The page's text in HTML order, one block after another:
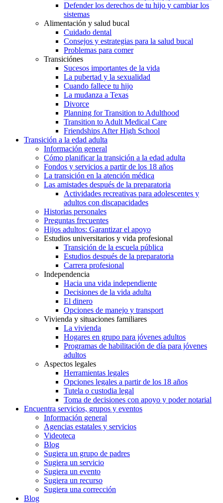
Defender los derechos de tu hijo y cambiar los
sistemas
Alimentación y salud bucal
Cuidado dental
Consejos y estrategias para la salud bucal
Problemas para comer
Transiciónes
Sucesos importantes de la vida
La pubertad y la sexualidad
Cuando fallece tu hijo
La mudanza a Texas
Divorce
Planning for Transition to Adulthood
Transition to Adult Medical Care
Friendships After High School
Transición a la edad adulta
Información general
Cómo planificar la transición a la edad adulta
Fondos y servicios a partir de los 18 años
La transición en la atención médica
Las amistades después de la preparatoria
Actividades recreativas para adolescentes y
adultos con discapacidades
Historias personales
Preguntas frecuentes
Hijos adultos: Garantizar el apoyo
Estudios universitarios y vida profesional
Transición de la escuela pública
Estudios después de la preparatoria
Carrera profesional
Independencia
Hacia una vida independiente
Decisiones de la vida adulta
El dinero
Opciones de manejo y transport
Vivienda y situaciones familiares
La vivienda
Hogares en grupo para jóvenes adultos
Programas de habilitación de día para jóvenes
adultos
Aspectos legales
Herramientas legales
Opciones legales a partir de los 18 años
Tutela o custodia legal
Toma de decisiones con apoyo y poder notarial
Encuentra servicios, grupos y eventos
Información general
Agencias estatales y servicios
Videoteca
Blog
Sugiera un grupo de padres
Sugiera un servicio
Sugiera un evento
Sugiera un recurso
Sugiera una corrección
Blog